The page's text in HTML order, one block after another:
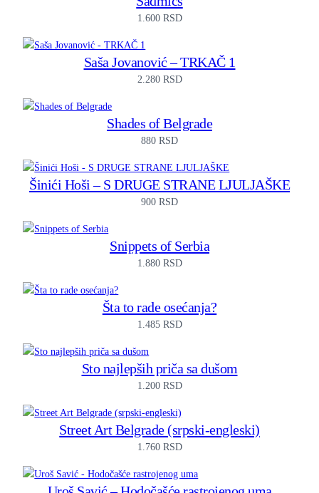
1.600 RSD
Saša Jovanović – TRKAČ 1
2.280 RSD
Shades of Belgrade
880 RSD
Šinići Hoši – S DRUGE STRANE LJULJAŠKE
900 RSD
Snippets of Serbia
1.880 RSD
Šta to rade osećanja?
1.485 RSD
Sto najlepših priča sa dušom
1.200 RSD
Street Art Belgrade (srpski-engleski)
1.760 RSD